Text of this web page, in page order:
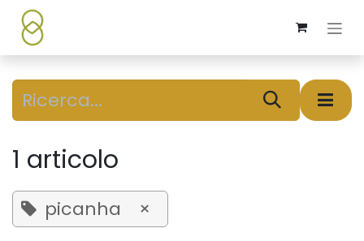
Passa al contenuto
1 articolo
picanha ×